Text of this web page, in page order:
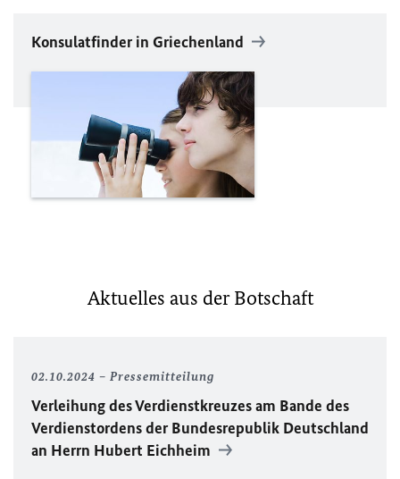
Konsulatfinder in Griechenland
Aktuelles aus der Botschaft
02.10.2024 Pressemitteilung
Verleihung des Verdienstkreuzes am Bande des
Verdienstordens der Bundesrepublik Deutschland
an Herrn Hubert Eichheim